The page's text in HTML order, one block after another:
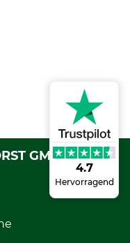
4.7
Hervorragend
GMBH